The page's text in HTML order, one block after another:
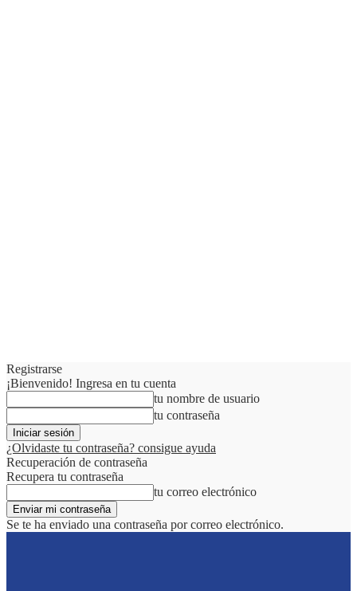
Registrarse
¡Bienvenido! Ingresa en tu cuenta
tu nombre de usuario
tu contraseña
¿Olvidaste tu contraseña? consigue ayuda
Recuperación de contraseña
Recupera tu contraseña
tu correo electrónico
Se te ha enviado una contraseña por correo electrónico.